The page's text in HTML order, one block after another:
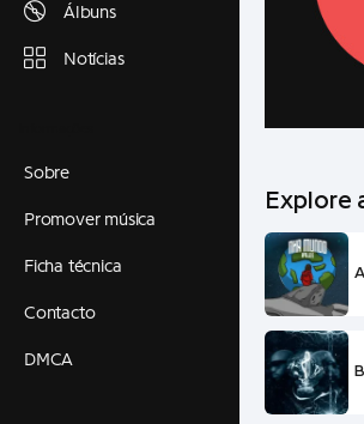
Álbuns
Notícias
Sobre
Promover música
Ficha técnica
Contacto
DMCA
Explore